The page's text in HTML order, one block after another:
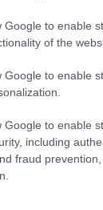
Google to enable
of the
Google to enable
Google to enable
including
fraud